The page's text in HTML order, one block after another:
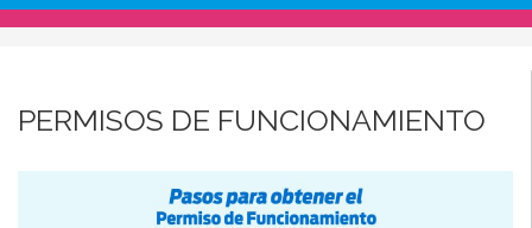
PERMISOS DE FUNCIONAMIENTO